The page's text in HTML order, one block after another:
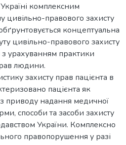
комплексним
цивільно-правового захисту
концептуальна
цивільно-правового захисту
з урахуванням практики
людини.
захисту прав пацієнта в
пацієнта як
з приводу надання медичної
способи та засоби захисту
України. Комплексно
правопорушення у разі